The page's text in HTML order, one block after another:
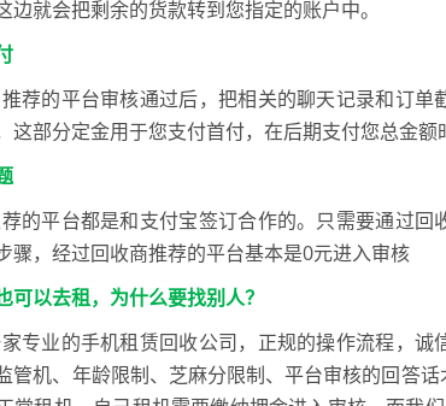
边就会把剩余的货款转到您指定的账户中。
荐的平台审核通过后，把相关的聊天记录和订单
这部分定金用于您支付首付，在后期支付您总金额
的平台都是和支付宝签订合作的。只需要通过回
骤，经过回收商推荐的平台基本是0元进入审核
可以去租，为什么要找别人？
专业的手机租赁回收公司，正规的操作流程，诚
管机、年龄限制、芝麻分限制、平台审核的回答